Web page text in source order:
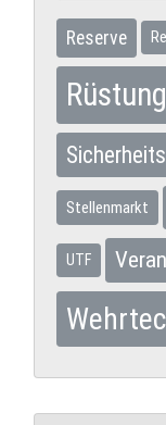
Reserve
Rüstung
Stellenmarkt
UTF